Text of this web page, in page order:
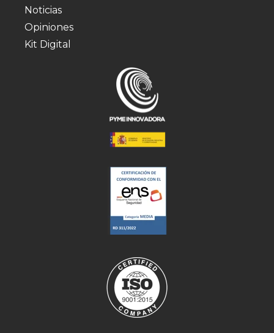
Noticias
Opiniones
Kit Digital